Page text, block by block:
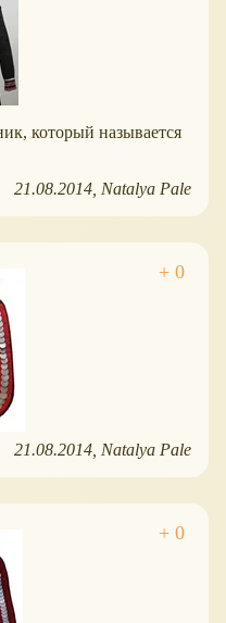
который называется
21.08.2014 Natalya Pale
21.08.2014 Natalya Pale